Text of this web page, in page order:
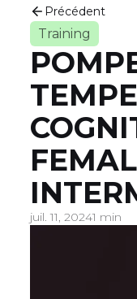
Précédent
Training
juil. 11, 20241 min